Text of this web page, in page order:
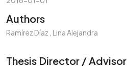
Authors
Ramírez Díaz , Lina Alejandra
Thesis Director / Advisor